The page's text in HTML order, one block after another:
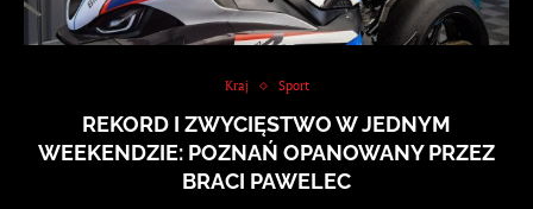
Kraj Sport
REKORD I ZWYCIĘSTWO W JEDNYM
WEEKENDZIE: POZNAŃ OPANOWANY PRZEZ
BRACI PAWELEC